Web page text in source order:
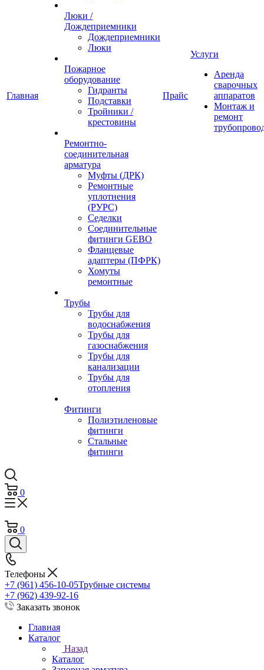
Главная
Люки /
Дождеприемники
Дождеприемники
Люки
Пожарное
оборудование
Гидранты
Подставки
Тройники /
крестовины
Ремонтно-
соединительная
арматура
Муфты (ДРК)
Ремонтные
уплотнения
(РУРС)
Седелки
Соединительные
фитинги GEBO
Фланцевые
адаптеры (ПФРК)
Хомуты
ремонтные
Трубы
Трубы для
водоснабжения
Трубы для
газоснабжения
Трубы для
канализации
Трубы для
отопления
Фитинги
Полиэтиленовые
фитинги
Стальные
фитинги
Прайс
Услуги
Аренда
сварочных
аппаратов
Монтаж и
ремонт
0
0
Телефоны
+7 (961) 456-10-05Трубные системы
+7 (962) 439-92-16
Заказать звонок
Главная
Каталог
Назад
Каталог